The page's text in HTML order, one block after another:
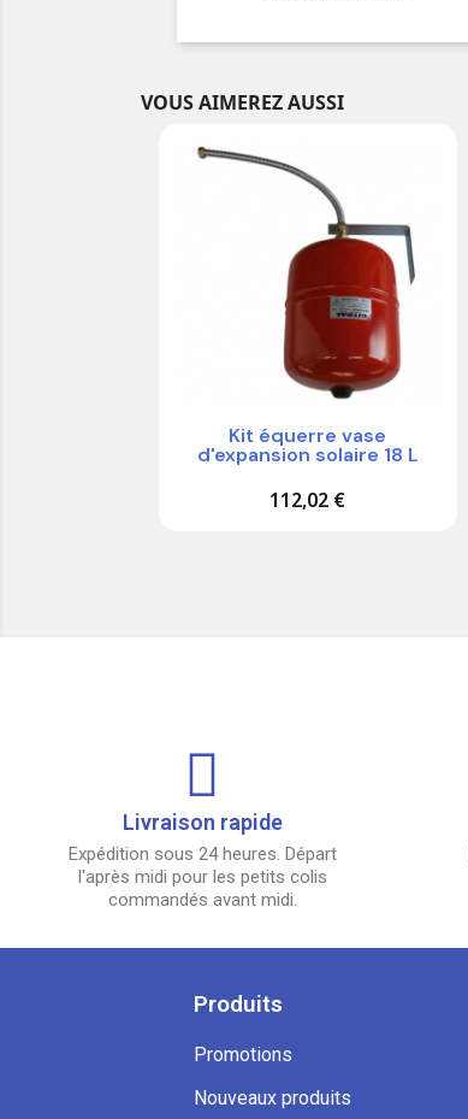
VOUS AIMEREZ AUSSI
Kit équerre vase
d'expansion solaire 18 L
112,02 €
Livraison rapide
Expédition sous 24 heures. Départ
l'après midi pour les petits colis
commandés avant midi.
Produits
Promotions
Nouveaux produits